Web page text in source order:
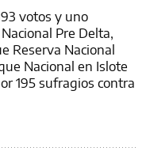
votos y uno
Pre Delta,
Reserva Nacional
Nacional en Islote
195 sufragios contra